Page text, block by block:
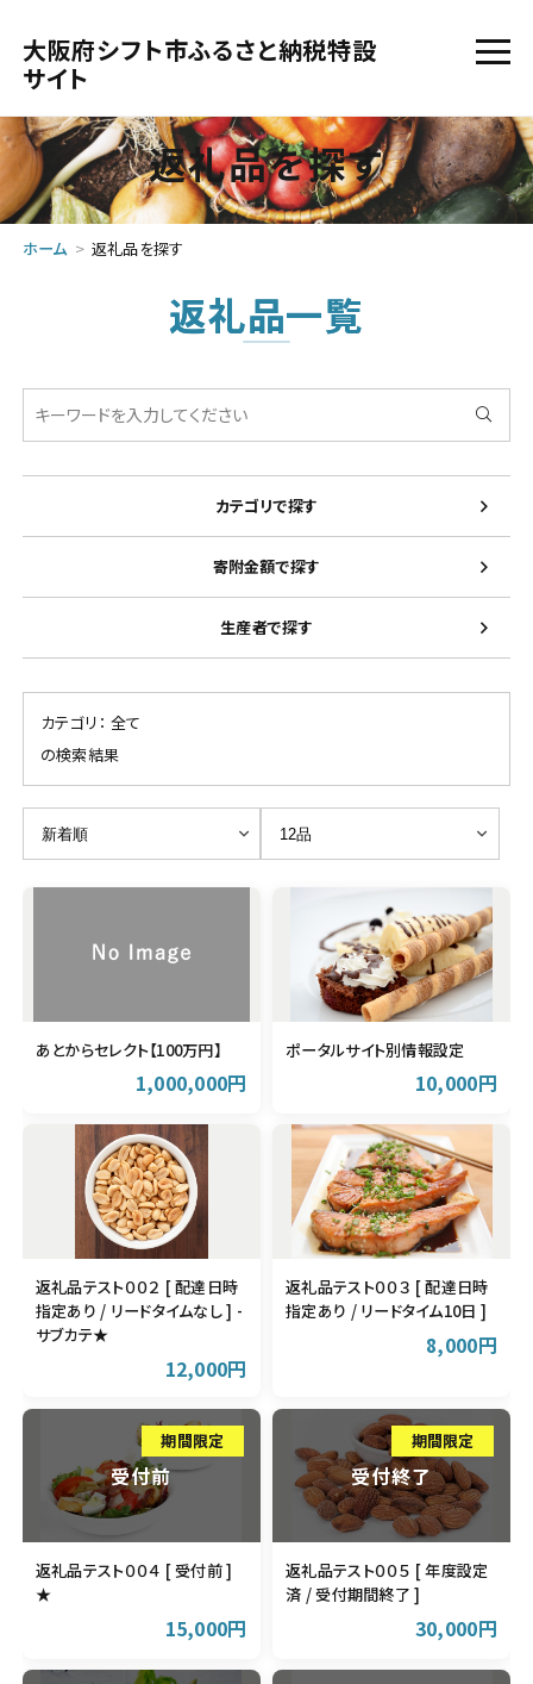
大阪府シフト市ふるさと納税特設
サイト
返礼品を探す
ホーム 返礼品を探す
返礼品一覧
カテゴリで探す
寄附金額で探す
生産者で探す
カテゴリ： 全て
の検索結果
あとからセレクト【100万円】
1,000,000円
ポータルサイト別情報設定
10,000円
返礼品テスト００２ [ 配達日時
指定あり / リードタイムなし ] -
サブカテ★
12,000円
返礼品テスト００３ [ 配達日時
指定あり / リードタイム10日 ]
8,000円
返礼品テスト００４ [ 受付前 ]
★
15,000円
返礼品テスト００５ [ 年度設定
済 / 受付期間終了 ]
30,000円